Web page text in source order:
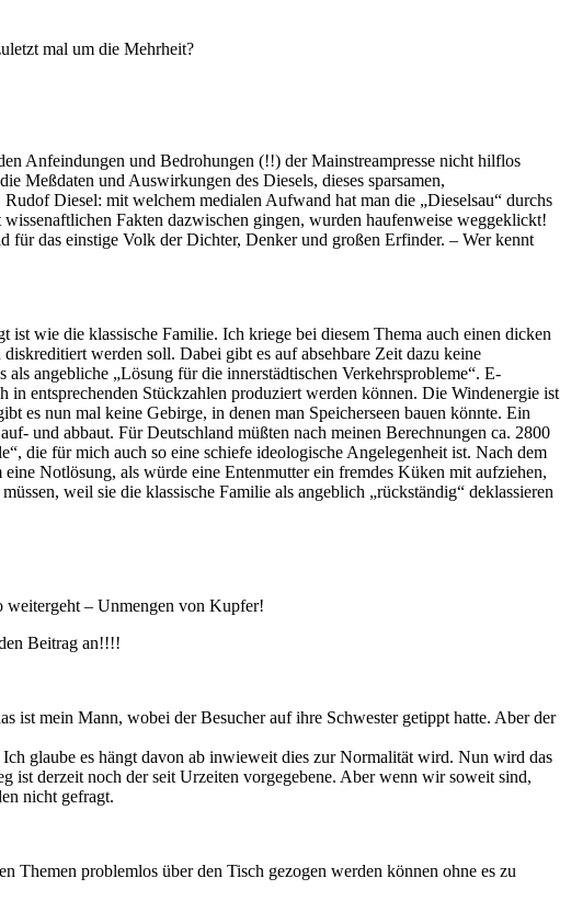
mal um die Mehrheit?
Anfeindungen und Bedrohungen (!!) der Mainstreampresse nicht hilflos
Meßdaten und Auswirkungen des Diesels, dieses sparsamen,
Diesel: mit welchem medialen Aufwand hat man die „Dieselsau“ durchs
Fakten dazwischen gingen, wurden haufenweise weggeklickt!
das einstige Volk der Dichter, Denker und großen Erfinder. – Wer kennt
wie die klassische Familie. Ich kriege bei diesem Thema auch einen dicken
werden soll. Dabei gibt es auf absehbare Zeit dazu keine
angebliche „Lösung für die innerstädtischen Verkehrsprobleme“. E-
entsprechenden Stückzahlen produziert werden können. Die Windenergie ist
es nun mal keine Gebirge, in denen man Speicherseen bauen könnte. Ein
und abbaut. Für Deutschland müßten nach meinen Berechnungen ca. 2800
die für mich auch so eine schiefe ideologische Angelegenheit ist. Nach dem
Notlösung, als würde eine Entenmutter ein fremdes Küken mit aufziehen,
weil sie die klassische Familie als angeblich „rückständig“ deklassieren
weitergeht – Unmengen von Kupfer!
Beitrag an!!!!
ist mein Mann, wobei der Besucher auf ihre Schwester getippt hatte. Aber der
glaube es hängt davon ab inwieweit dies zur Normalität wird. Nun wird das
ist derzeit noch der seit Urzeiten vorgegebene. Aber wenn wir soweit sind,
nicht gefragt.
Themen problemlos über den Tisch gezogen werden können ohne es zu